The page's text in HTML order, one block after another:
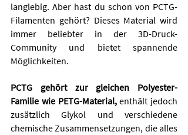
langlebig. Aber hast du schon von PCTG-
Filamenten gehört? Dieses Material wird
immer beliebter in der 3D-Druck-
Community und bietet spannende
Möglichkeiten.
PCTG gehört zur gleichen Polyester-
Familie wie PETG-Material, enthält jedoch
zusätzlich Glykol und verschiedene
chemische Zusammensetzungen, die alles